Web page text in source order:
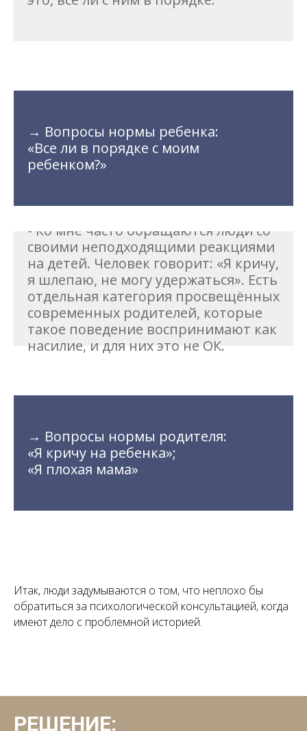
→ Вопросы нормы ребенка:
«Все ли в порядке с моим
ребенком?»
- Ко мне часто обращаются люди со
своими неподходящими реакциями
на детей. Человек говорит: «Я кричу,
я шлепаю, не могу удержаться». Есть
отдельная категория просвещённых
современных родителей, которые
такое поведение воспринимают как
насилие, и для них это не ОК.
→ Вопросы нормы родителя:
«Я кричу на ребенка»;
«Я плохая мама»
Итак, люди задумываются о том, что неплохо бы
обратиться за психологической консультацией, когда
имеют дело с проблемной историей.
РЕШЕНИЕ: